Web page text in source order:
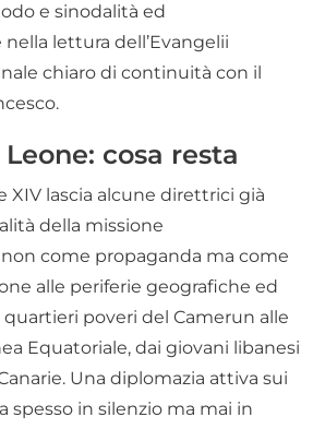
e sinodalità ed
nella lettura dell’Evangelii
chiaro di continuità con il
cosa resta
XIV lascia alcune direttrici già
della missione
come propaganda ma come
alle periferie geografiche ed
poveri del Camerun alle
Equatoriale, dai giovani libanesi
Una diplomazia attiva sui
in silenzio ma mai in